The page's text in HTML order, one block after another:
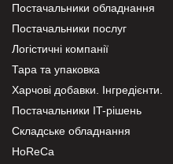
Постачальники обладнання
Постачальники послуг
Логістичні компанії
Тара та упаковка
Харчові добавки. Інгредієнти.
Постачальники IT-рішень
Складське обладнання
HoReCa